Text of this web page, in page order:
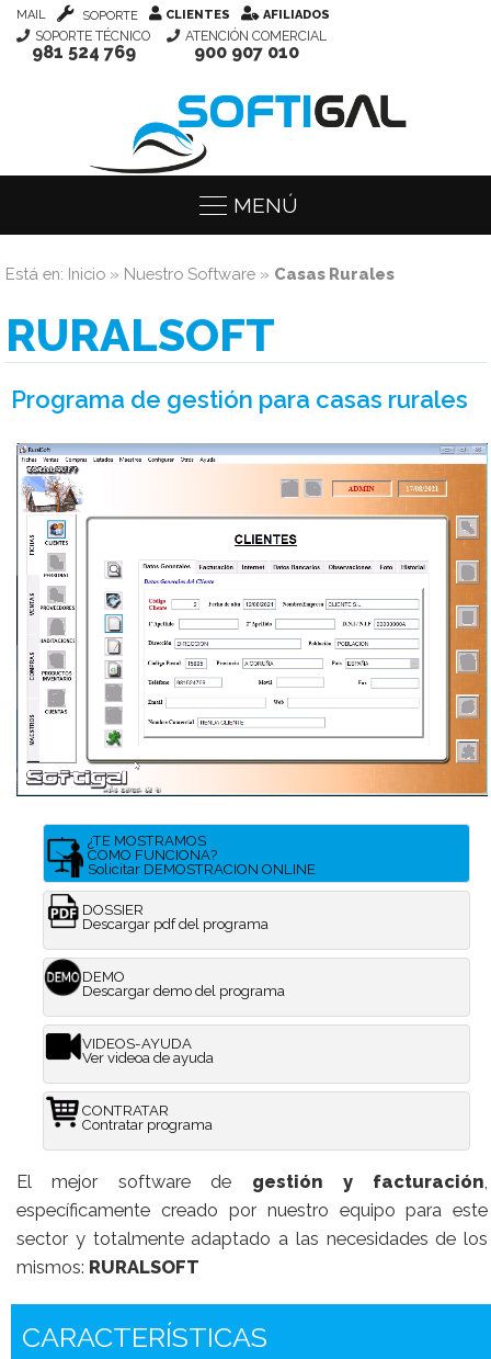
MAIL SOPORTE CLIENTES AFILIADOS
SOPORTE TÉCNICO
981 524 769
ATENCIÓN COMERCIAL
900 907 010
MENÚ
Está en: Inicio » Nuestro Software » Casas Rurales
RURALSOFT
Programa de gestión para casas rurales
¿TE MOSTRAMOS
COMO FUNCIONA?
Solicitar DEMOSTRACION ONLINE
DOSSIER
Descargar pdf del programa
DEMO
Descargar demo del programa
VIDEOS-AYUDA
Ver videoa de ayuda
CONTRATAR
Contratar programa
El mejor software de gestión y facturación,
específicamente creado por nuestro equipo para este
sector y totalmente adaptado a las necesidades de los
mismos: RURALSOFT
CARACTERÍSTICAS